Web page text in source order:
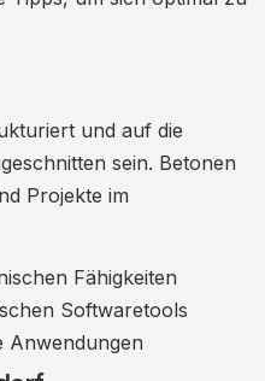
und auf die
sein. Betonen
Projekte im
Fähigkeiten
Softwaretools
Anwendungen